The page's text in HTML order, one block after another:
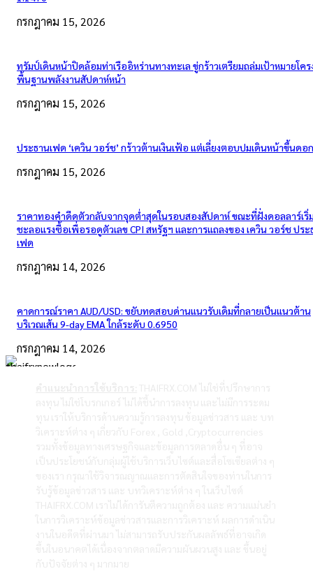
กรกฎาคม 15, 2026
ทรัมป์เดินหน้าปิดล้อมท่าเรืออิหร่านทางทะเล ขู่กร้าวเตรียมถล่มเป้าหมายโคร
พื้นฐานพลังงานสัปดาห์หน้า
กรกฎาคม 15, 2026
ประธานเฟด ‘เควิน วอร์ช’ กร้าวต้านเงินเฟ้อ แต่เลี่ยงตอบปมเดินหน้าขึ้นดอ
กรกฎาคม 15, 2026
ราคาทองคำดีดตัวกลับจากจุดต่ำสุดในรอบสองสัปดาห์ ขณะที่ฝั่งดอลลาร์เริ่
ชะลอแรงซื้อเพื่อรอดูตัวเลข CPI สหรัฐฯ และการแถลงของ เควิน วอร์ช ประ
เฟด
กรกฎาคม 14, 2026
คาดการณ์ราคา AUD/USD: ขยับทดสอบด่านแนวรับเดิมที่กลายเป็นแนวต้าน
บริเวณเส้น 9-day EMA ใกล้ระดับ 0.6950
กรกฎาคม 14, 2026